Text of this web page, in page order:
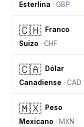
Esterlina ·GBP
🇨🇭
Franco
Suizo ·CHF
🇨🇦
Dólar
Canadiense ·CAD
🇲🇽
Peso
Mexicano · MXN